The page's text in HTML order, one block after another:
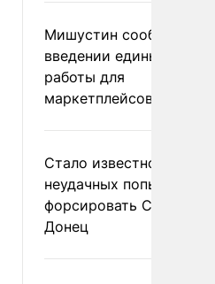
Мишустин сообщил о
введении единых
работы для
маркетплейсов в ЕАЭС
Стало известно о
неудачных попытках
форсировать
Донец